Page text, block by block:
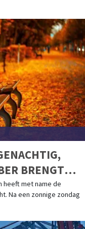
BRENGT
heeft met name de
Na een zonnige zondag